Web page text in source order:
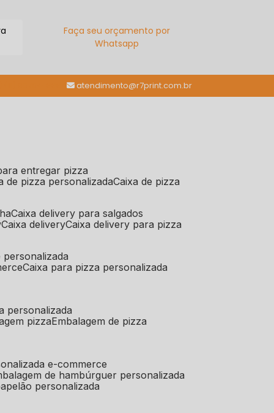
Faça seu orçamento por
Whatsapp
atendimento@r7print.com.br
entregar pizza
de pizza personalizada caixa de pizza
caixa delivery para salgados
caixa delivery caixa delivery para pizza
personalizada
caixa para pizza personalizada
personalizada
pizza embalagem de pizza
e-commerce
de hambúrguer personalizada
personalizada